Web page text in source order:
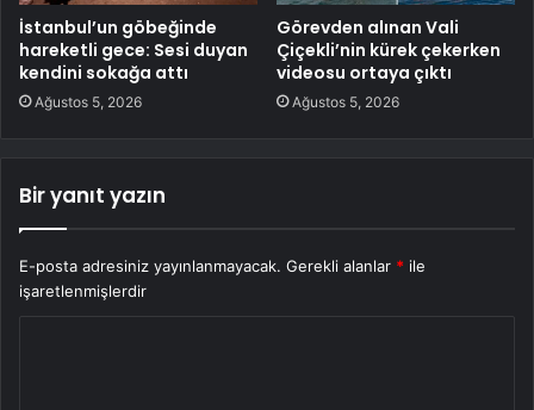
İstanbul’un göbeğinde
hareketli gece: Sesi duyan
kendini sokağa attı
Ağustos 5, 2026
Görevden alınan Vali
Çiçekli’nin kürek çekerken
videosu ortaya çıktı
Ağustos 5, 2026
Bir yanıt yazın
E-posta adresiniz yayınlanmayacak. Gerekli alanlar * ile
işaretlenmişlerdir